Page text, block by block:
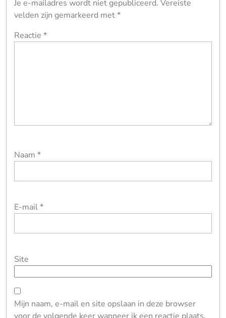
Je e-mailadres wordt niet gepubliceerd. Vereiste
velden zijn gemarkeerd met*
Reactie *
Naam *
E-mail*
Site
Mijn naam, e-mail en site opslaan in deze browser